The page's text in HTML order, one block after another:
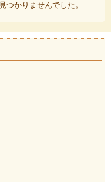
つかりませんでした。